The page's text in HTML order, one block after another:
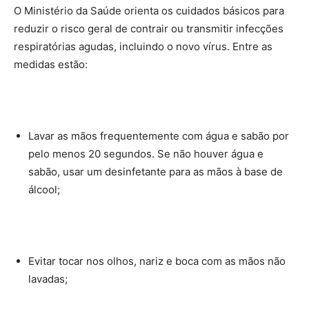
O Ministério da Saúde orienta os cuidados básicos para
reduzir o risco geral de contrair ou transmitir infecções
respiratórias agudas, incluindo o novo vírus. Entre as
medidas estão:
Lavar as mãos frequentemente com água e sabão por
pelo menos 20 segundos. Se não houver água e
sabão, usar um desinfetante para as mãos à base de
álcool;
Evitar tocar nos olhos, nariz e boca com as mãos não
lavadas;